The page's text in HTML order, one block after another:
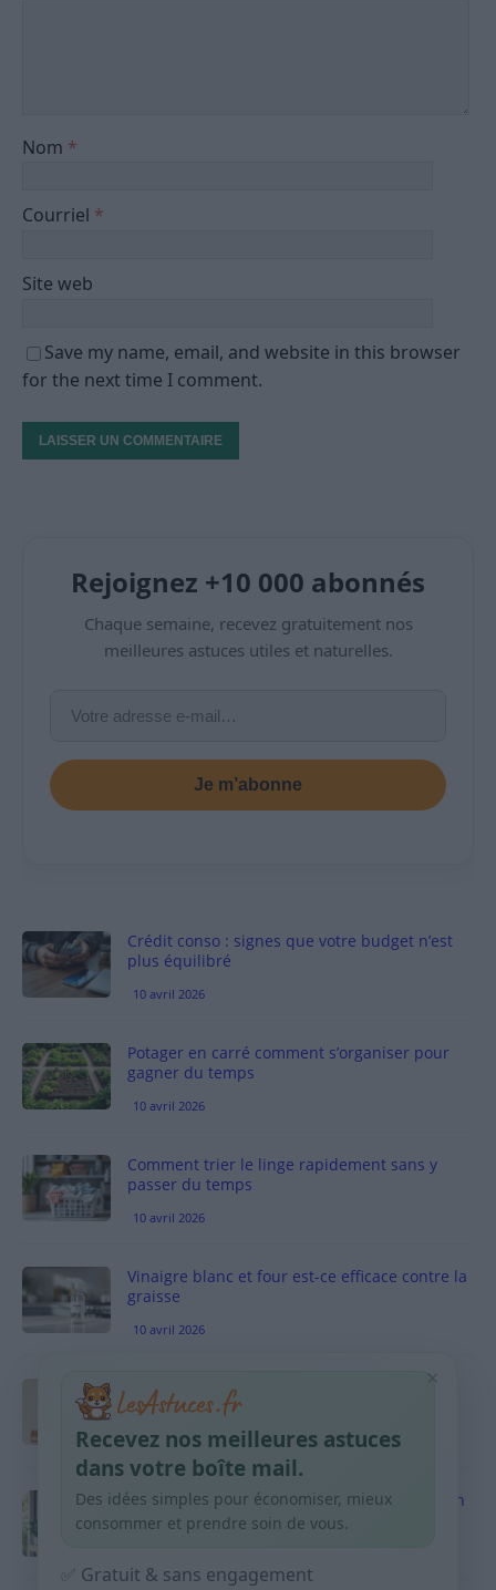
Nom *
Courriel *
Site web
Save my name, email, and website in this browser
for the next time I comment.
Rejoignez +10 000 abonnés
Chaque semaine, recevez gratuitement nos
meilleures astuces utiles et naturelles.
Je m’abonne
Crédit conso : signes que votre budget n’est
plus équilibré
10 avril 2026
Potager en carré comment s’organiser pour
gagner du temps
10 avril 2026
Comment trier le linge rapidement sans y
passer du temps
10 avril 2026
Vinaigre blanc et four est-ce efficace contre la
graisse
10 avril 2026
Taches pigmentaires : routine simple +
habitudes qui aident
9 avril 2026
Produits ménagers : comment économiser en
courses sans acheter 10 sprays
×
Recevez nos meilleures astuces
dans votre boîte mail.
Des idées simples pour économiser, mieux
consommer et prendre soin de vous.
✅ Gratuit & sans engagement